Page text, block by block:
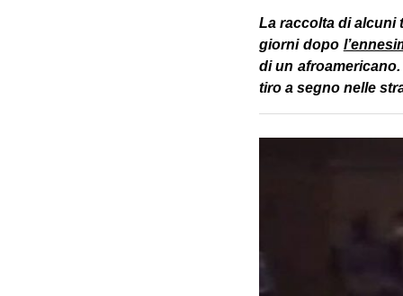
La raccolta di alcuni
giorni dopo
di un
tiro a segno nelle